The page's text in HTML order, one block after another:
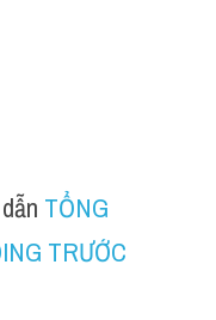
TỔNG
TRƯỚC